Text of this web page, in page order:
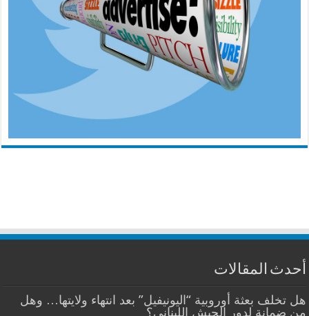
أحدث المقالات
هل تخلف بعثة أوروبية “اليونيفيل” بعد انتهاء ولايتها… وهل
من ضمانة لدور الجيش اللبناني؟